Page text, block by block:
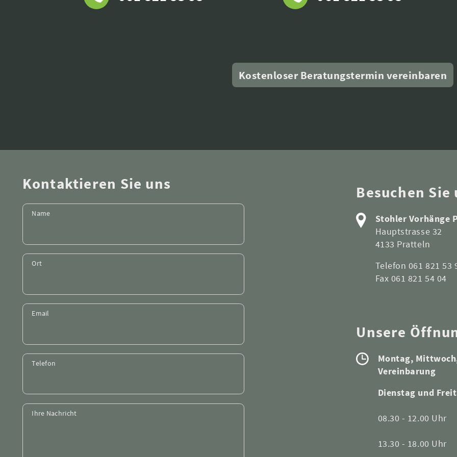
Kostenloser Beratungstermin vereinbaren
Kontaktieren Sie uns
Name
Ort
Email
Telefon
Ihre Nachricht
Besuchen Sie
Stohler Vorhänge
Hauptstrasse 32
4133 Pratteln
Telefon 061 821 53
Fax 061 821 54 04
Unsere
Montag,
Vereinbarung
Dienstag und
08.30 - 12.00 Uhr
13.30 - 18.00 Uhr